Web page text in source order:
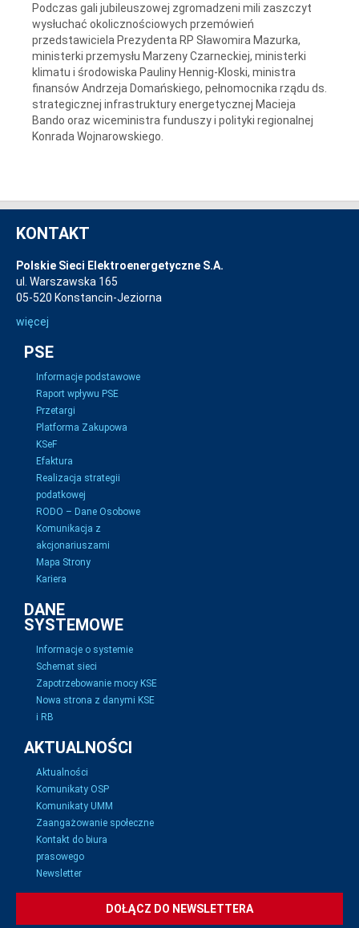
Podczas gali jubileuszowej zgromadzeni mili zaszczyt
wysłuchać okolicznościowych przemówień
przedstawiciela Prezydenta RP Sławomira Mazurka,
ministerki przemysłu Marzeny Czarneckiej, ministerki
klimatu i środowiska Pauliny Hennig-Kloski, ministra
finansów Andrzeja Domańskiego, pełnomocnika rządu ds.
strategicznej infrastruktury energetycznej Macieja
Bando oraz wiceministra funduszy i polityki regionalnej
Konrada Wojnarowskiego.
KONTAKT
Polskie Sieci Elektroenergetyczne S.A.
ul. Warszawska 165
05-520 Konstancin-Jeziorna
więcej
PSE
Informacje podstawowe
Raport wpływu PSE
Przetargi
Platforma Zakupowa
KSeF
Efaktura
Realizacja strategii
podatkowej
RODO – Dane Osobowe
Komunikacja z
akcjonariuszami
Mapa Strony
Kariera
DANE
SYSTEMOWE
Informacje o systemie
Schemat sieci
Zapotrzebowanie mocy KSE
Nowa strona z danymi KSE
i RB
AKTUALNOŚCI
Aktualności
Komunikaty OSP
Komunikaty UMM
Zaangażowanie społeczne
Kontakt do biura
prasowego
Newsletter
DOŁĄCZ DO NEWSLETTERA